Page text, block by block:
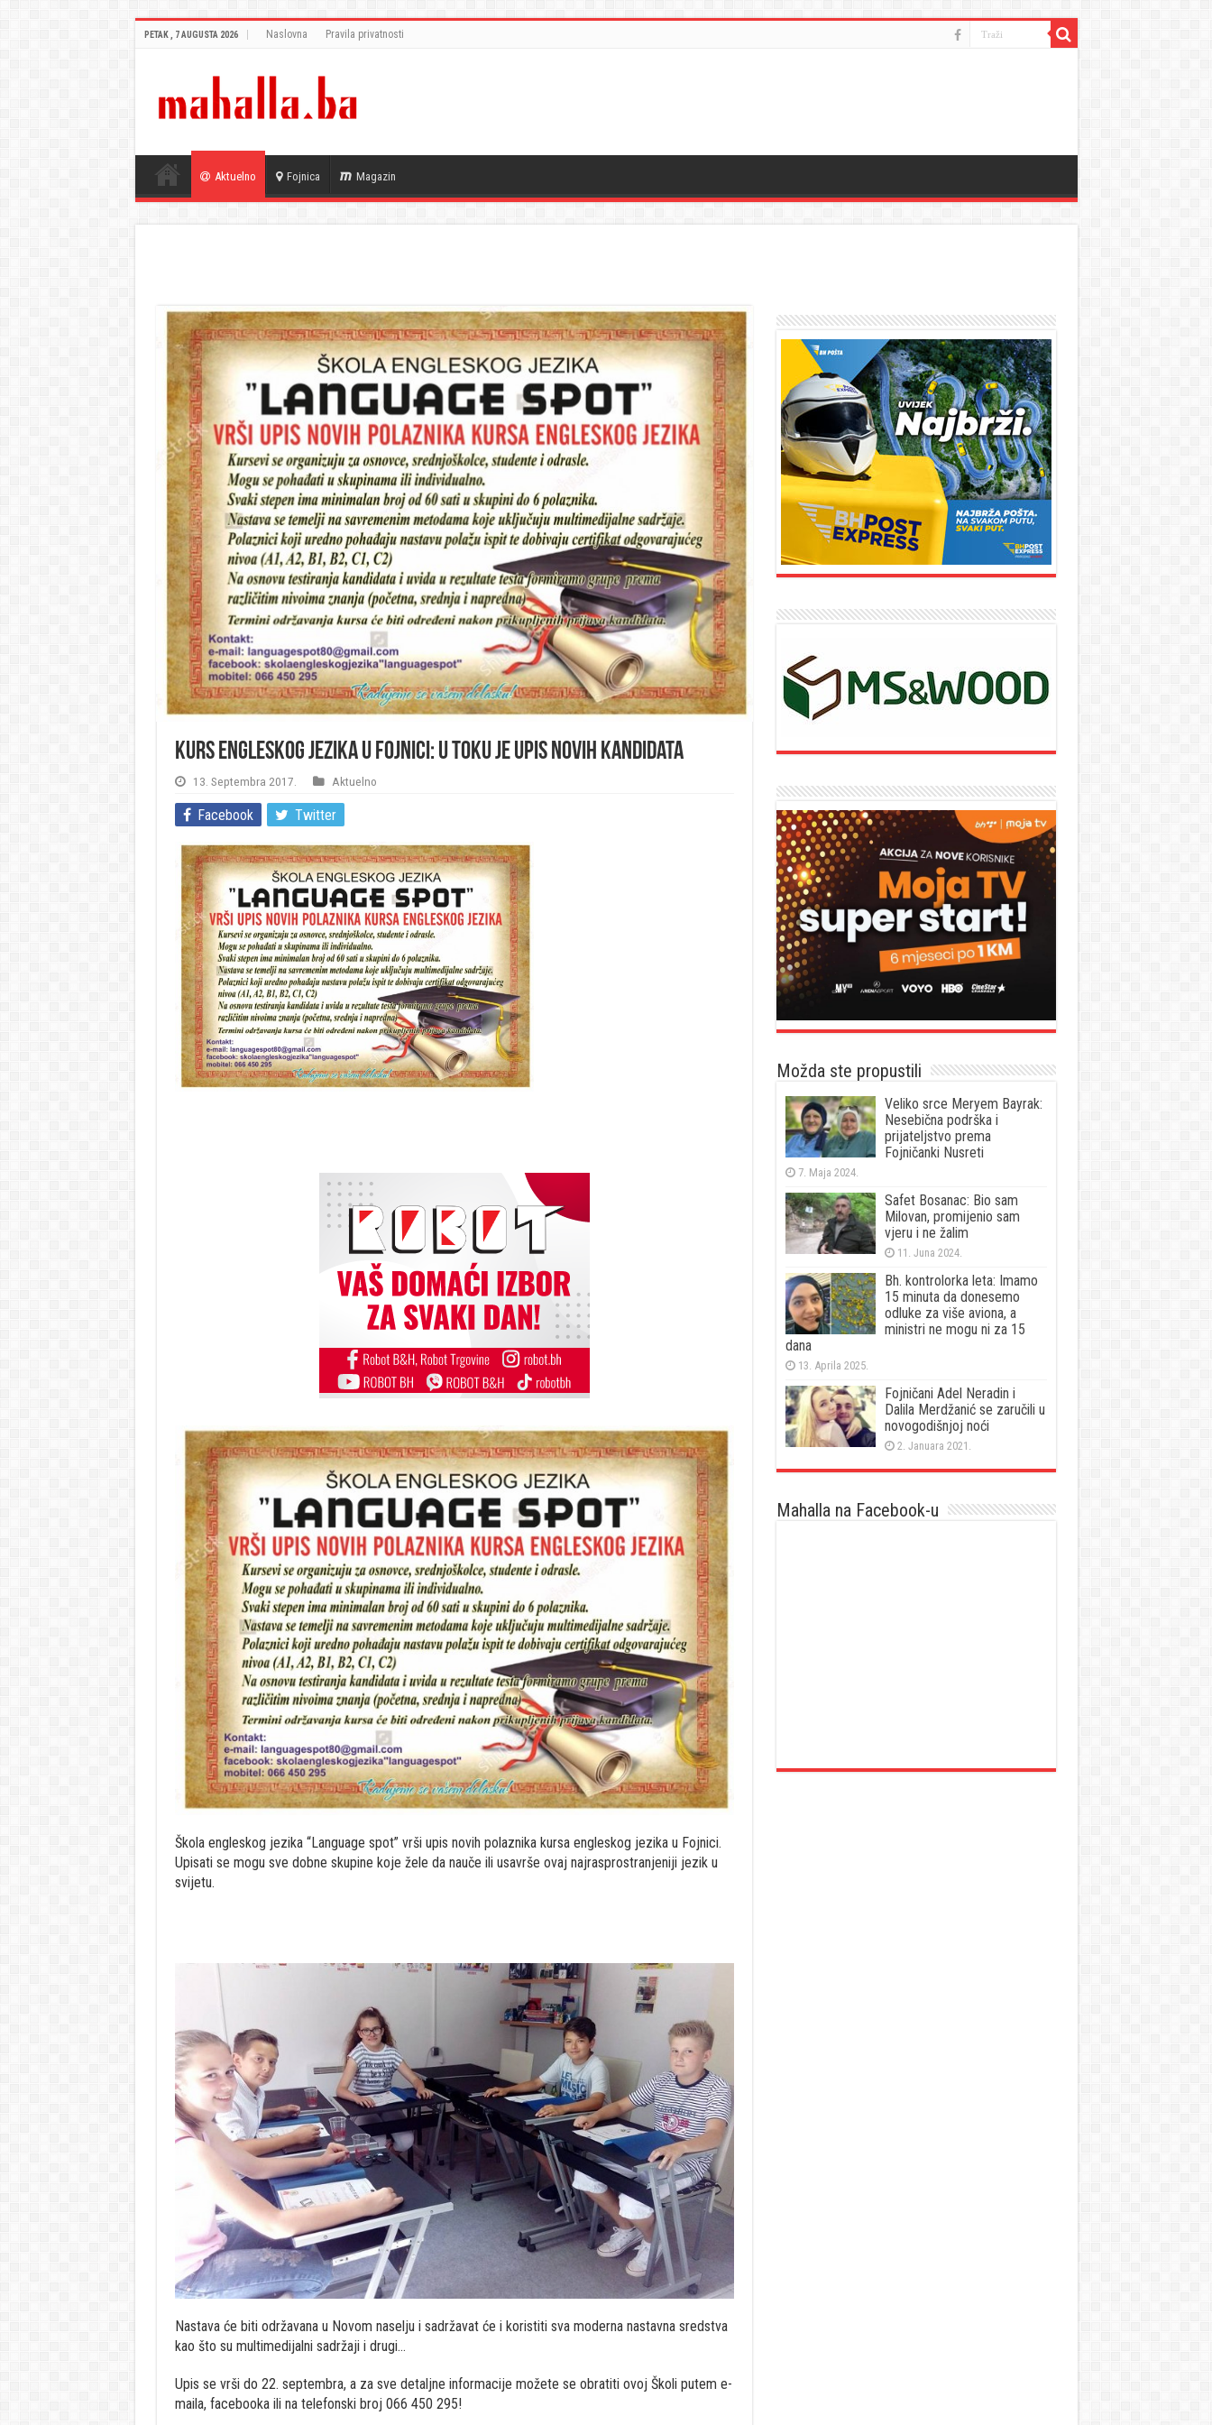
PETAK , 7 AUGUSTA 2026 Naslovna Pravila privatnosti
Aktuelno Fojnica Magazin
Kurs engleskog jezika u Fojnici: U toku je upis novih kandidata
13. Septembra 2017. Aktuelno
Facebook Twitter
Škola engleskog jezika “Language spot” vrši upis novih polaznika kursa engleskog jezika u Fojnici.
Upisati se mogu sve dobne skupine koje žele da nauče ili usavrše ovaj najrasprostranjeniji jezik u
svijetu.
Nastava će biti održavana u Novom naselju i sadržavat će i koristiti sva moderna nastavna sredstva
kao što su multimedijalni sadržaji i drugi…
Upis se vrši do 22. septembra, a za sve detaljne informacije možete se obratiti ovoj Školi putem e-
maila, facebooka ili na telefonski broj 066 450 295!
Možda ste propustili
Veliko srce Meryem Bayrak:
Nesebična podrška i
prijateljstvo prema
Fojničanki Nusreti
7. Maja 2024.
Safet Bosanac: Bio sam
Milovan, promijenio sam
vjeru i ne žalim
11. Juna 2024.
Bh. kontrolorka leta: Imamo
15 minuta da donesemo
odluke za više aviona, a
ministri ne mogu ni za 15
dana
13. Aprila 2025.
Fojničani Adel Neradin i
Dalila Merdžanić se zaručili u
novogodišnjoj noći
2. Januara 2021.
Mahalla na Facebook-u